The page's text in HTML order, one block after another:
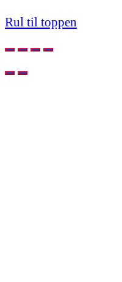
Rul til toppen